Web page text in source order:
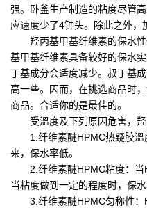
强。卧釜生产制造的粘度尽管
应速度少了4钟头。除此之外，
羟丙基甲基纤维素的保水性
基甲基纤维素具备较好的保水
丁基成分会适度减少。叔丁基
高一些。因而，在挑选商品时
商品。合适你的是最佳的。
受溫度及下列原因危害，羟
1.纤维素醚HPMC热疑胶溫
来，保水率低。
2.纤维素醚HPMC粘度：当
当粘度做到一定的程度时，保水
3.纤维素醚HPMC匀称性：